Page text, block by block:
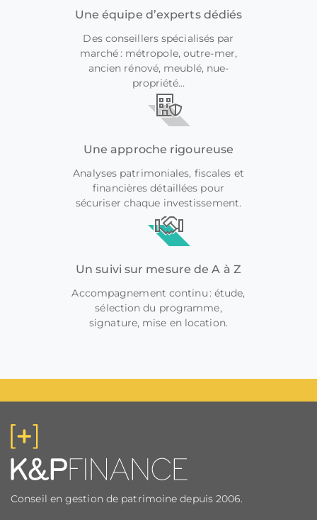
Une équipe d’experts dédiés
Des conseillers spécialisés par
marché : métropole, outre-mer,
ancien rénové, meublé, nue-
propriété…
Une approche rigoureuse
Analyses patrimoniales, fiscales et
financières détaillées pour
sécuriser chaque investissement.
Un suivi sur mesure de A à Z
Accompagnement continu : étude,
sélection du programme,
signature, mise en location.
Conseil en gestion de patrimoine depuis 2006.